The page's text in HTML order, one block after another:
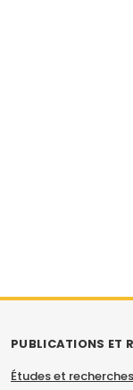
PUBLICATIONS ET
Études et recherches